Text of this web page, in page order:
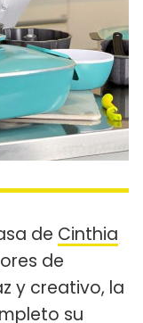
de Cinthia
de
y creativo, la
su